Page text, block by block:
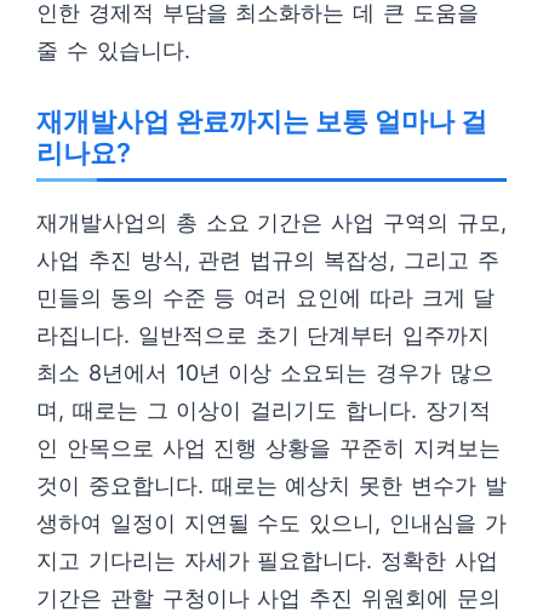
인한 경제적 부담을 최소화하는 데 큰 도움을
줄 수 있습니다.
재개발사업 완료까지는 보통 얼마나 걸
리나요?
재개발사업의 총 소요 기간은 사업 구역의 규모,
사업 추진 방식, 관련 법규의 복잡성, 그리고 주
민들의 동의 수준 등 여러 요인에 따라 크게 달
라집니다. 일반적으로 초기 단계부터 입주까지
최소 8년에서 10년 이상 소요되는 경우가 많으
며, 때로는 그 이상이 걸리기도 합니다. 장기적
인 안목으로 사업 진행 상황을 꾸준히 지켜보는
것이 중요합니다. 때로는 예상치 못한 변수가 발
생하여 일정이 지연될 수도 있으니, 인내심을 가
지고 기다리는 자세가 필요합니다. 정확한 사업
기간은 관할 구청이나 사업 추진 위원회에 문의